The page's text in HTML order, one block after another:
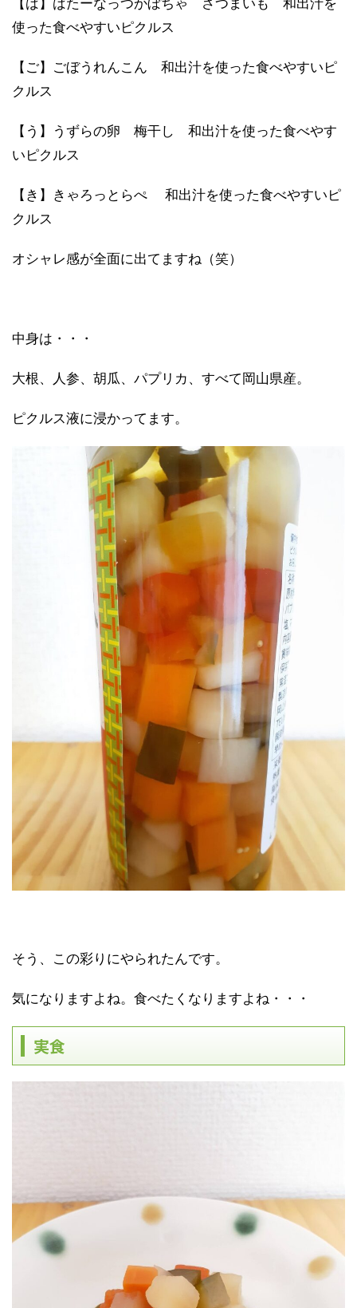
使った食べやすいピクルス
【ご】ごぼうれんこん 和出汁を使った食べやすいピ
クルス
【う】うずらの卵 梅干し 和出汁を使った食べやす
いピクルス
【き】きゃろっとらぺ 和出汁を使った食べやすいピ
クルス
オシャレ感が全面に出てますね（笑）
中身は・・・
大根、人参、胡瓜、パプリカ、すべて岡山県産。
ピクルス液に浸かってます。
そう、この彩りにやられたんです。
気になりますよね。食べたくなりますよね・・・
実食